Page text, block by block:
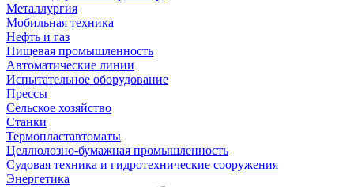
Металлургия
Мобильная техника
Нефть и газ
Пищевая промышленность
Автоматические линии
Испытательное оборудование
Прессы
Сельское хозяйство
Станки
Термопластавтоматы
Целлюлозно-бумажная промышленность
Судовая техника и гидротехнические сооружения
Энергетика